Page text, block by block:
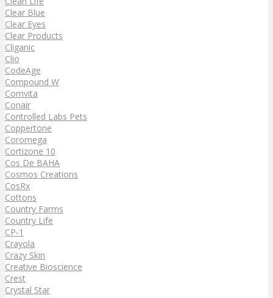
Clear Blue
Clear Eyes
Clear Products
Cliganic
Clio
CodeAge
Compound W
Comvita
Conair
Controlled Labs Pets
Coppertone
Coromega
Cortizone 10
Cos De BAHA
Cosmos Creations
CosRx
Cottons
Country Farms
Country Life
CP-1
Crayola
Crazy Skin
Creative Bioscience
Crest
Crystal Star